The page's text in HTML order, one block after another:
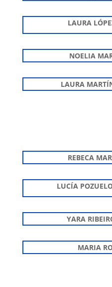
LAURA
NOELIA
LAURA
REBECA
LUCÍA
YARA
MARIA